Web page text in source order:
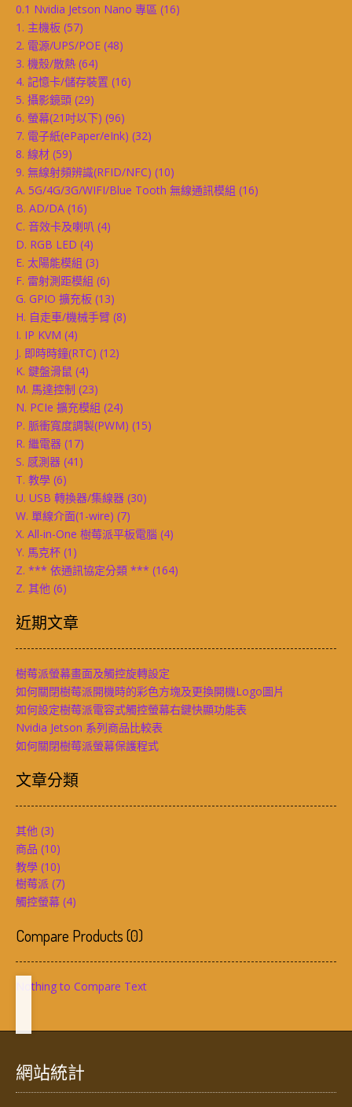
0.1 Nvidia Jetson Nano 專區 (16)
1. 主機板 (57)
2. 電源/UPS/POE (48)
3. 機殼/散熱 (64)
4. 記憶卡/儲存裝置 (16)
5. 攝影鏡頭 (29)
6. 螢幕(21吋以下) (96)
7. 電子紙(ePaper/eInk) (32)
8. 線材 (59)
9. 無線射頻辨識(RFID/NFC) (10)
A. 5G/4G/3G/WIFI/Blue Tooth 無線通訊模組 (16)
B. AD/DA (16)
C. 音效卡及喇叭 (4)
D. RGB LED (4)
E. 太陽能模組 (3)
F. 雷射測距模組 (6)
G. GPIO 擴充板 (13)
H. 自走車/機械手臂 (8)
I. IP KVM (4)
J. 即時時鐘(RTC) (12)
K. 鍵盤滑鼠 (4)
M. 馬達控制 (23)
N. PCIe 擴充模組 (24)
P. 脈衝寬度調製(PWM) (15)
R. 繼電器 (17)
S. 感測器 (41)
T. 教學 (6)
U. USB 轉換器/集線器 (30)
W. 單線介面(1-wire) (7)
X. All-in-One 樹莓派平板電腦 (4)
Y. 馬克杯 (1)
Z. *** 依通訊協定分類 *** (164)
Z. 其他 (6)
近期文章
樹莓派螢幕畫面及觸控旋轉設定
如何關閉樹莓派開機時的彩色方塊及更換開機Logo圖片
如何設定樹莓派電容式觸控螢幕右鍵快顯功能表
Nvidia Jetson 系列商品比較表
如何關閉樹莓派螢幕保護程式
文章分類
其他 (3)
商品 (10)
教學 (10)
樹莓派 (7)
觸控螢幕 (4)
Compare Products(0)
Nothing to Compare Text
網站統計